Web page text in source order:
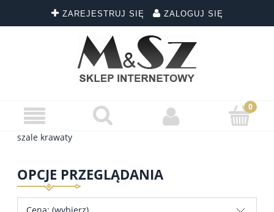
ZAREJESTRUJ SIĘ ZALOGUJ SIĘ
szale krawaty
OPCJE PRZEGLĄDANIA
Cena: (wybierz)